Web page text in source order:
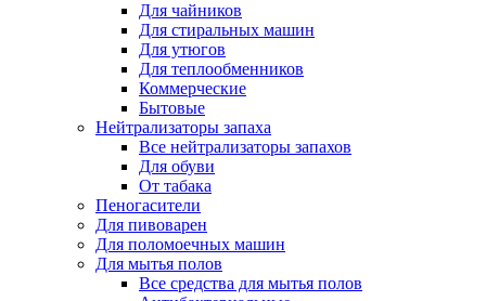
Для чайников
Для стиральных машин
Для утюгов
Для теплообменников
Коммерческие
Бытовые
Нейтрализаторы запаха
Все нейтрализаторы запахов
Для обуви
От табака
Пеногасители
Для пивоварен
Для поломоечных машин
Для мытья полов
Все средства для мытья полов